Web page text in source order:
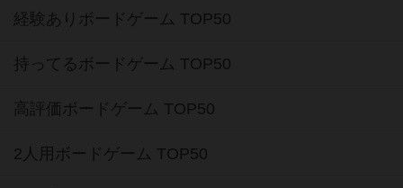
経験ありボードゲーム TOP50
持ってるボードゲーム TOP50
高評価ボードゲーム TOP50
2人用ボードゲーム TOP50